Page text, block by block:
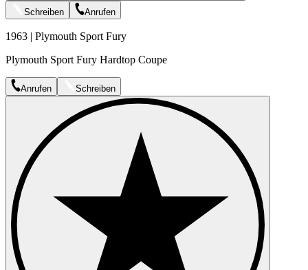
Schreiben
Anrufen
1963 | Plymouth Sport Fury
Plymouth Sport Fury Hardtop Coupe
Anrufen Schreiben